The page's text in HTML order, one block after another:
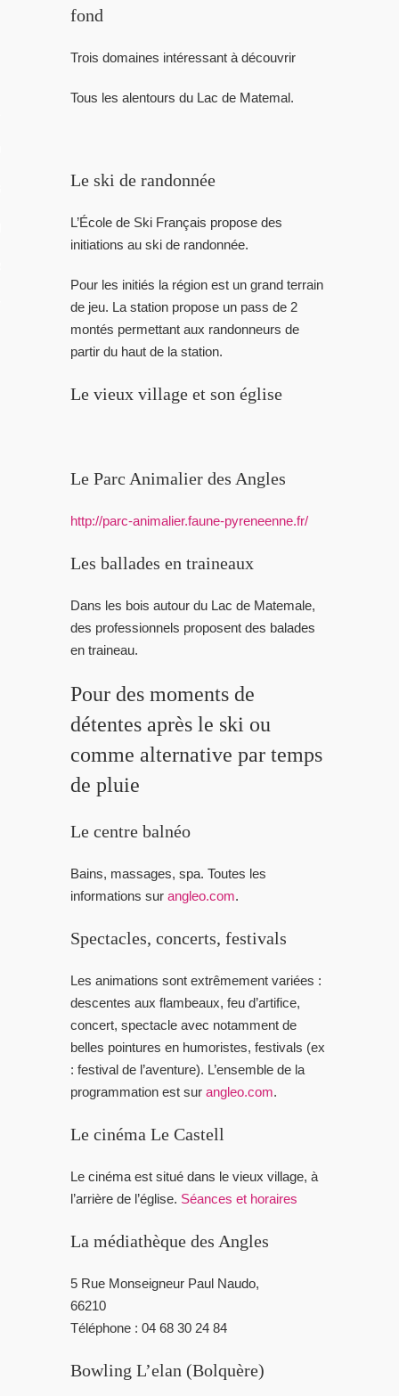
PHOTO
VIDEOS
fond
Trois domaines intéressant à découvrir
Tous les alentours du Lac de Matemal.
Le ski de randonnée
L’École de Ski Français propose des
initiations au ski de randonnée.
Pour les initiés la région est un grand terrain
de jeu. La station propose un pass de 2
montés permettant aux randonneurs de
partir du haut de la station.
Le vieux village et son église
Le Parc Animalier des Angles
http://parc-animalier.faune-pyreneenne.fr/
Les ballades en traineaux
Dans les bois autour du Lac de Matemale,
des professionnels proposent des balades
en traineau.
Pour des moments de
détentes après le ski ou
comme alternative par temps
de pluie
Le centre balnéo
Bains, massages, spa. Toutes les
informations sur angleo.com.
Spectacles, concerts, festivals
Les animations sont extrêmement variées :
descentes aux flambeaux, feu d’artifice,
concert, spectacle avec notamment de
belles pointures en humoristes, festivals (ex
: festival de l’aventure). L’ensemble de la
programmation est sur angleo.com.
Le cinéma Le Castell
Le cinéma est situé dans le vieux village, à
l’arrière de l’église. Séances et horaires
La médiathèque des Angles
5 Rue Monseigneur Paul Naudo,
66210
Téléphone : 04 68 30 24 84
Bowling L’elan (Bolquère)